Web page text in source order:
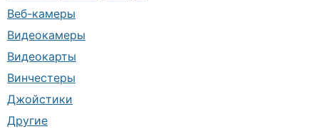
Веб-камеры
Видеокамеры
Видеокарты
Винчестеры
Джойстики
Другие